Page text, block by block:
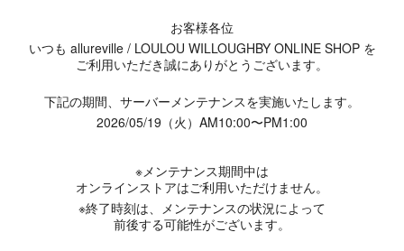
お客様各位
いつも allureville / LOULOU WILLOUGHBY ONLINE SHOP を
ご利用いただき誠にありがとうございます。
下記の期間、サーバーメンテナンスを実施いたします。
2026/05/19（火）AM10:00〜PM1:00
※メンテナンス期間中は
オンラインストアはご利用いただけません。
※終了時刻は、メンテナンスの状況によって
前後する可能性がございます。